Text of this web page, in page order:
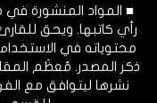
■ المواد المنشورة
رأي كاتبها. ويحق
محتوياته في
ذكر المصدر. مُعظَم
نشرها ليتوافق مع